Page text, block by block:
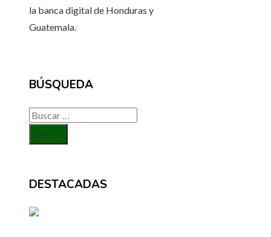
la banca digital de Honduras y
Guatemala.
BÚSQUEDA
Buscar:
DESTACADAS